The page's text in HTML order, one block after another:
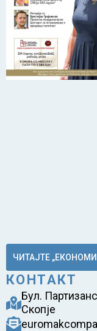
ЧИТАЈТЕ
КОНТАКТ
Бул.
Скопје